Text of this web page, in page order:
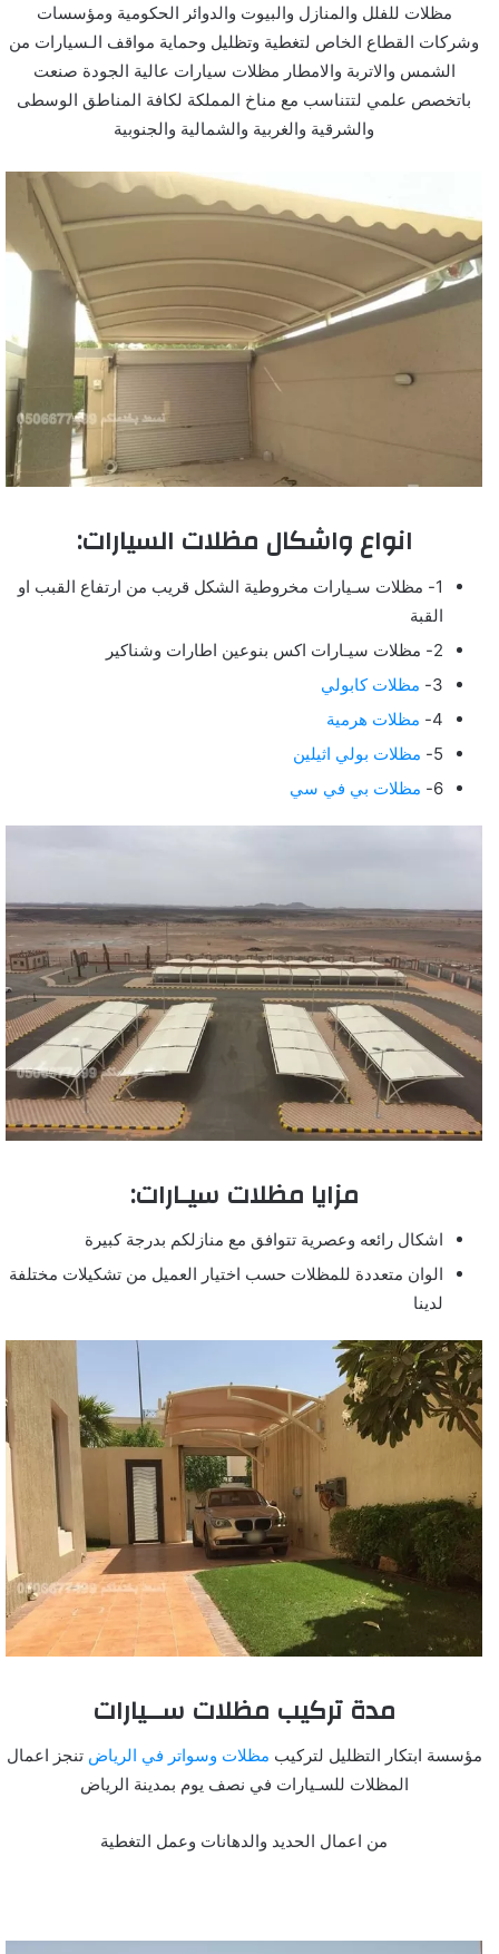
مظلات للفلل والمنازل والبيوت والدوائر الحكومية ومؤسسات
وشركات القطاع الخاص لتغطية وتظليل وحماية مواقف الـسيارات من
الشمس والاتربة والامطار مظلات سيارات عالية الجودة صنعت
باتخصص علمي لتتناسب مع مناخ المملكة لكافة المناطق الوسطى
والشرقية والغربية والشمالية والجنوبية
انواع واشكال مظلات السيارات:
1- مظلات سـيارات مخروطية الشكل قريب من ارتفاع القبب او
القبة
2- مظلات سيـارات اكس بنوعين اطارات وشناكير
3-
مظلات كابولي
4-
مظلات هرمية
5-
مظلات بولي اثيلين
6-
مظلات بي في سي
مزايا مظلات سيـارات:
اشكال رائعه وعصرية تتوافق مع منازلكم بدرجة كبيرة
الوان متعددة للمظلات حسب اختيار العميل من تشكيلات مختلفة
لدينا
مدة تركيب مظلات ســيارات
مؤسسة ابتكار التظليل لتركيب مظلات وسواتر في الرياض تنجز اعمال
المظلات للسـيارات في نصف يوم بمدينة الرياض
من اعمال الحديد والدهانات وعمل التغطية